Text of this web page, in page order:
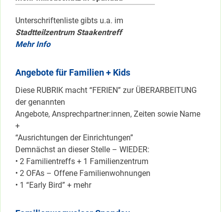
Unterschriftenliste gibts u.a. im
Stadtteilzentrum Staakentreff
Mehr Info
Angebote für Familien + Kids
Diese RUBRIK macht “FERIEN” zur ÜBERARBEITUNG
der genannten
Angebote, Ansprechpartner:innen, Zeiten sowie Name
+
“Ausrichtungen der Einrichtungen”
Demnächst an dieser Stelle – WIEDER:
• 2 Familientreffs + 1 Familienzentrum
• 2 OFAs – Offene Familienwohnungen
• 1 “Early Bird” + mehr